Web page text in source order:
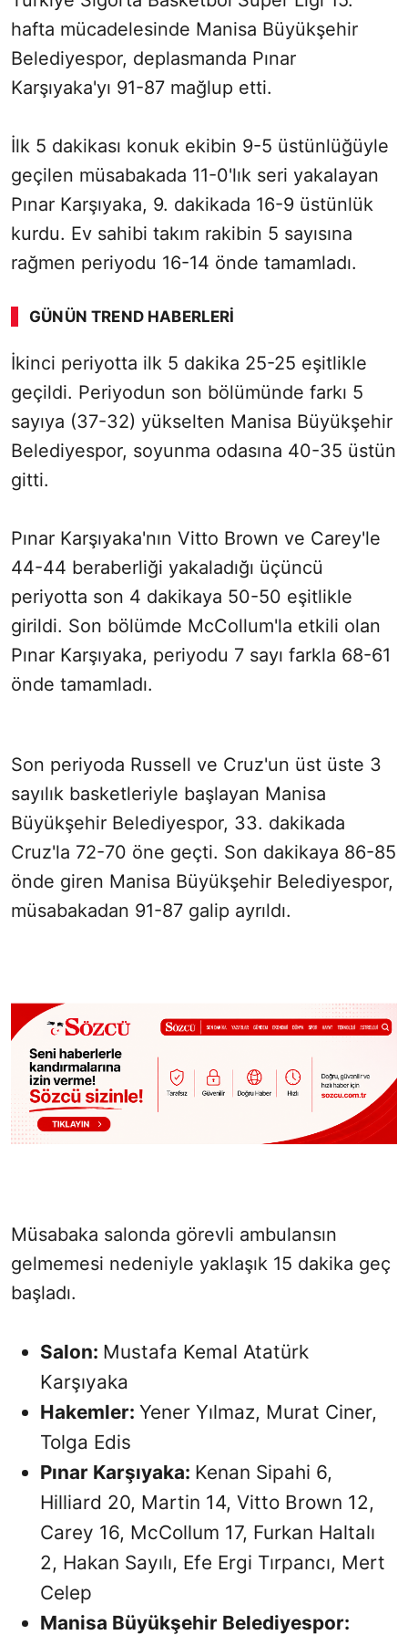
hafta mücadelesinde Manisa Büyükşehir
Belediyespor, deplasmanda Pınar
Karşıyaka'yı 91-87 mağlup etti.
İlk 5 dakikası konuk ekibin 9-5 üstünlüğüyle
geçilen müsabakada 11-0'lık seri yakalayan
Pınar Karşıyaka, 9. dakikada 16-9 üstünlük
kurdu. Ev sahibi takım rakibin 5 sayısına
rağmen periyodu 16-14 önde tamamladı.
GÜNÜN TREND HABERLERI
İkinci periyotta ilk 5 dakika 25-25 eşitlikle
geçildi. Periyodun son bölümünde farkı 5
sayıya (37-32) yükselten Manisa Büyükşehir
Belediyespor, soyunma odasına 40-35 üstün
gitti.
Pınar Karşıyaka'nın Vitto Brown ve Carey'le
44-44 beraberliği yakaladığı üçüncü
periyotta son 4 dakikaya 50-50 eşitlikle
girildi. Son bölümde McCollum'la etkili olan
Pınar Karşıyaka, periyodu 7 sayı farkla 68-61
önde tamamladı.
Son periyoda Russell ve Cruz'un üst üste 3
sayılık basketleriyle başlayan Manisa
Büyükşehir Belediyespor, 33. dakikada
Cruz'la 72-70 öne geçti. Son dakikaya 86-85
önde giren Manisa Büyükşehir Belediyespor,
müsabakadan 91-87 galip ayrıldı.
Müsabaka salonda görevli ambulansın
gelmemesi nedeniyle yaklaşık 15 dakika geç
başladı.
Salon: Mustafa Kemal Atatürk
Karşıyaka
Hakemler: Yener Yılmaz, Murat Ciner,
Tolga Edis
Pınar Karşıyaka: Kenan Sipahi 6,
Hilliard 20, Martin 14, Vitto Brown 12,
Carey 16, McCollum 17, Furkan Haltalı
2, Hakan Sayılı, Efe Ergi Tırpancı, Mert
Celep
Manisa Büyükşehir Belediyespor: